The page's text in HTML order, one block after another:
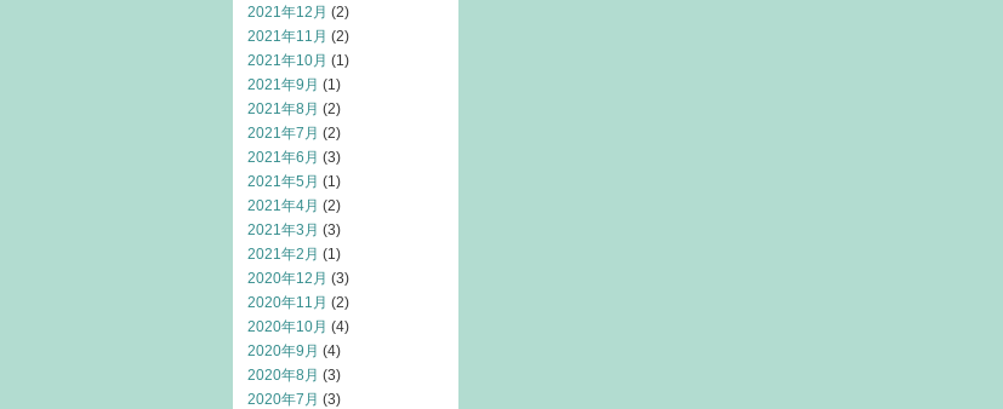
2021年12月 (2)
2021年11月 (2)
2021年10月 (1)
2021年9月 (1)
2021年8月 (2)
2021年7月 (2)
2021年6月 (3)
2021年5月 (1)
2021年4月 (2)
2021年3月 (3)
2021年2月 (1)
2020年12月 (3)
2020年11月 (2)
2020年10月 (4)
2020年9月 (4)
2020年8月 (3)
2020年7月 (3)